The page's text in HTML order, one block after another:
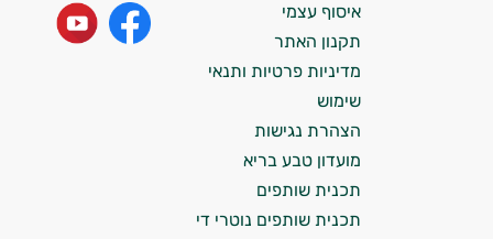
איסוף עצמי
תקנון האתר
מדיניות פרטיות ותנאי
שימוש
הצהרת נגישות
מועדון טבע בריא
תכנית שותפים
תכנית שותפים נוטרי די
ולמצב הגופני שלך, ולהסביר לך אילו רכיבים
עובדים יחד כדי למקסם תוצאות גם בחיי היום
המטרה שלי היא להתאים עבורך המלצות
אישיות מבוססות מדעית.
זה הזמן להתחיל. איך אוכל לעזור?